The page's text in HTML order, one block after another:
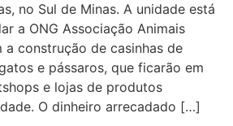
no Sul de Minas. A unidade está
a ONG Associação Animais
a construção de casinhas de
e pássaros, que ficarão em
e lojas de produtos
O dinheiro arrecadado […]